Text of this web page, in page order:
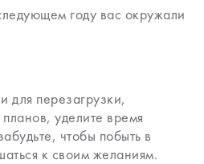
году вас окружали
для перезагрузки,
уделите время
чтобы побыть в
к своим желаниям.